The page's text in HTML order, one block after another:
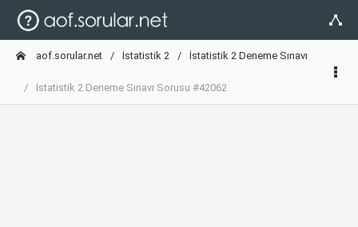
aof.sorular.net İstatistik 2 İstatistik 2 Deneme Sınavı
İstatistik 2 Deneme Sınavı Sorusu #42062